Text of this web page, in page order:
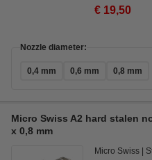
€ 19,50
Nozzle diameter:
0,4 mm 0,6 mm 0,8 mm
Micro Swiss A2 hard stalen
x 0,8 mm
Micro Swiss